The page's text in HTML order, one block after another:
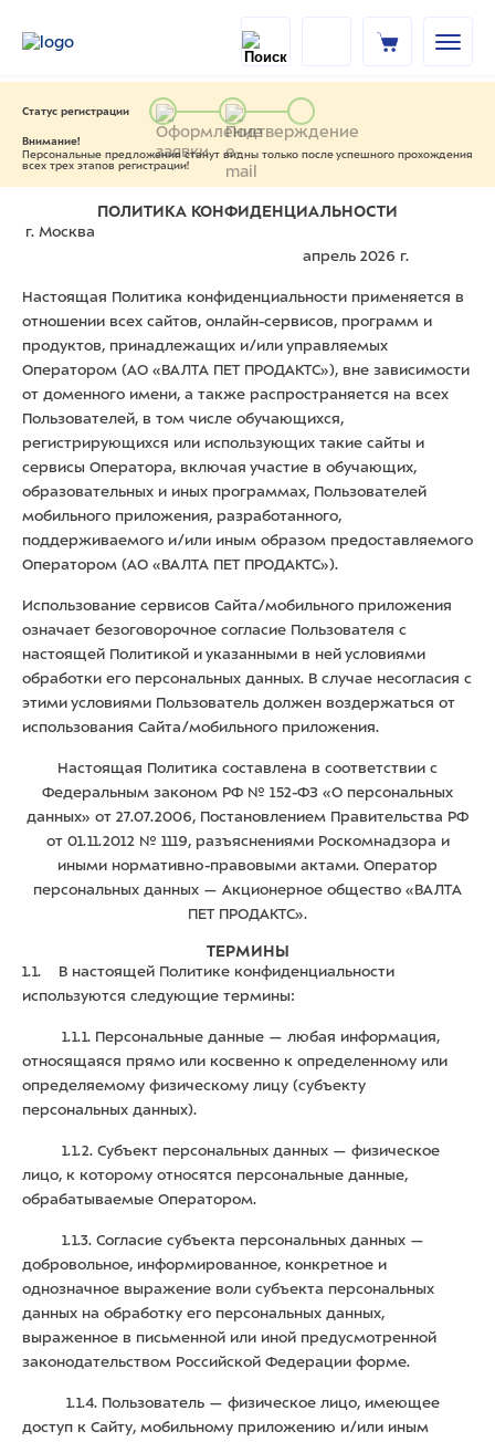
Статус регистрации
Внимание!
Персональные предложения станут видны только после успешного прохождения
всех трех этапов регистрации!
ПОЛИТИКА КОНФИДЕНЦИАЛЬНОСТИ
г. Москва
апрель 2026 г.
Настоящая Политика конфиденциальности применяется в
отношении всех сайтов, онлайн-сервисов, программ и
продуктов, принадлежащих и/или управляемых
Оператором (АО «ВАЛТА ПЕТ ПРОДАКТС»), вне зависимости
от доменного имени, а также распространяется на всех
Пользователей, в том числе обучающихся,
регистрирующихся или использующих такие сайты и
сервисы Оператора, включая участие в обучающих,
образовательных и иных программах, Пользователей
мобильного приложения, разработанного,
поддерживаемого и/или иным образом предоставляемого
Оператором (АО «ВАЛТА ПЕТ ПРОДАКТС»).
Использование сервисов Сайта/мобильного приложения
означает безоговорочное согласие Пользователя с
настоящей Политикой и указанными в ней условиями
обработки его персональных данных. В случае несогласия с
этими условиями Пользователь должен воздержаться от
использования Сайта/мобильного приложения.
Настоящая Политика составлена в соответствии с
Федеральным законом РФ № 152-ФЗ «О персональных
данных» от 27.07.2006, Постановлением Правительства РФ
от 01.11.2012 № 1119, разъяснениями Роскомнадзора и
иными нормативно-правовыми актами. Оператор
персональных данных — Акционерное общество «ВАЛТА
ПЕТ ПРОДАКТС».
ТЕРМИНЫ
1.1. В настоящей Политике конфиденциальности
используются следующие термины:
1.1.1. Персональные данные — любая информация,
относящаяся прямо или косвенно к определенному или
определяемому физическому лицу (субъекту
персональных данных).
1.1.2. Субъект персональных данных — физическое
лицо, к которому относятся персональные данные,
обрабатываемые Оператором.
1.1.3. Согласие субъекта персональных данных —
добровольное, информированное, конкретное и
однозначное выражение воли субъекта персональных
данных на обработку его персональных данных,
выраженное в письменной или иной предусмотренной
законодательством Российской Федерации форме.
1.1.4. Пользователь — физическое лицо, имеющее
доступ к Сайту, мобильному приложению и/или иным